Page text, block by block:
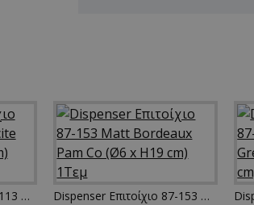
Dispenser Επιτοίχιο 87-113 Matt Anthracite Pam Co (Ø6 x H19 cm) 1Τεμ Dispenser Επιτοίχιο 87-153 Matt Bordeaux Pam Co (Ø6 x H19 cm) 1Τεμ